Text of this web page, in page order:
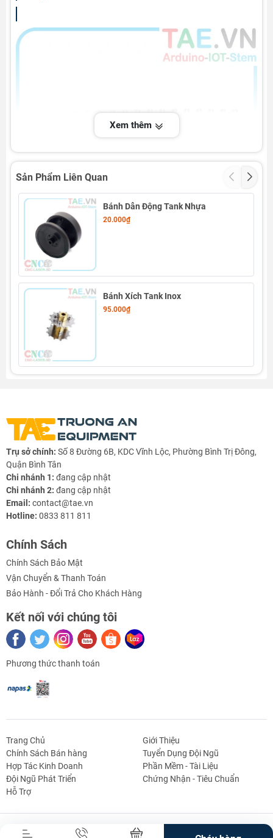
Định
Tải
Linh Kiện Siết -
Nối
Dụng Cụ Cầm
Tay
Máy Công Cụ
Xích Xe Robot Tank 75cm
- Chất liệu: Hợp kim kẽm
- Trọng lượng: 0.578Kg
- Chiều rộng: 4.5cm / xích
- Chiều dài: 0.75cm / xích ( sản phẩm 100 xích)
Hướng dẫn sử dụng – sơ đồ đấu nối Xích Xe Robot
Tank 75cm:
Tài liệu – Video tham khảo:
Từ khóa sản phẩm:
- Xích tank
- Xích tank 75cm
Xem thêm
Sản Phẩm Liên Quan
Bánh Dẫn Động Tank Nhựa
20.000₫
Bánh Xích Tank Inox
95.000₫
Trụ sở chính: Số 8 Đường 6B, KDC Vĩnh Lộc, Phường Bình Trị Đông,
Quận Bình Tân
Chi nhánh 1: đang cập nhật
Chi nhánh 2: đang cập nhật
Email: contact@tae.vn
Hotline: 0833 811 811
Chính Sách
Chính Sách Bảo Mật
Vận Chuyển & Thanh Toán
Bảo Hành - Đổi Trả Cho Khách Hàng
Kết nối với chúng tôi
Phương thức thanh toán
Trang Chủ
Giới Thiệu
Chính Sách Bán hàng
Tuyển Dụng Đội Ngũ
Hợp Tác Kinh Doanh
Phần Mềm - Tài Liệu
Đội Ngũ Phát Triển
Chứng Nhận - Tiêu Chuẩn
Hỗ Trợ
Bản Quyền Thuộc Về Truong An Mechatronics.